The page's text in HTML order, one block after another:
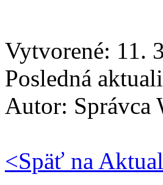
Vytvorené: 11.
Posledná
Autor: Správca
<Späť na